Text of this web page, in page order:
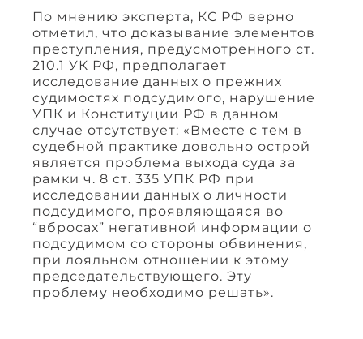
По мнению эксперта, КС РФ верно
отметил, что доказывание элементов
преступления, предусмотренного ст.
210.1 УК РФ, предполагает
исследование данных о прежних
судимостях подсудимого, нарушение
УПК и Конституции РФ в данном
случае отсутствует: «Вместе с тем в
судебной практике довольно острой
является проблема выхода суда за
рамки ч. 8 ст. 335 УПК РФ при
исследовании данных о личности
подсудимого, проявляющаяся во
“вбросах” негативной информации о
подсудимом со стороны обвинения,
при лояльном отношении к этому
председательствующего. Эту
проблему необходимо решать».